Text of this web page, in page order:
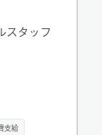
スタッフ
支給